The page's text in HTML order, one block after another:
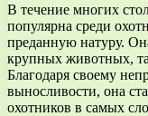
В течение многих
популярна среди
преданную натуру.
крупных животных,
Благодаря своему
выносливости, она
охотников в самых